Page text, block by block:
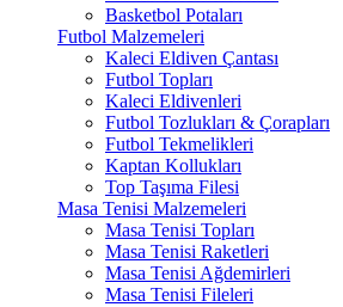
Basketbol Potaları
Futbol Malzemeleri
Kaleci Eldiven Çantası
Futbol Topları
Kaleci Eldivenleri
Futbol Tozlukları & Çorapları
Futbol Tekmelikleri
Kaptan Kollukları
Top Taşıma Filesi
Masa Tenisi Malzemeleri
Masa Tenisi Topları
Masa Tenisi Raketleri
Masa Tenisi Ağdemirleri
Masa Tenisi Fileleri